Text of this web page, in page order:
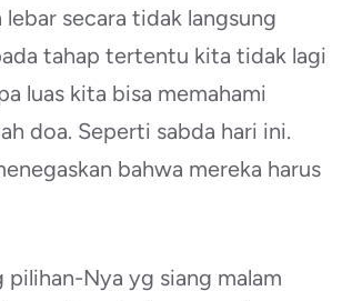
secara tidak langsung
tahap tertentu kita tidak lagi
luas kita bisa memahami
doa. Seperti sabda hari ini.
bahwa mereka harus
pilihan-Nya yg siang malam